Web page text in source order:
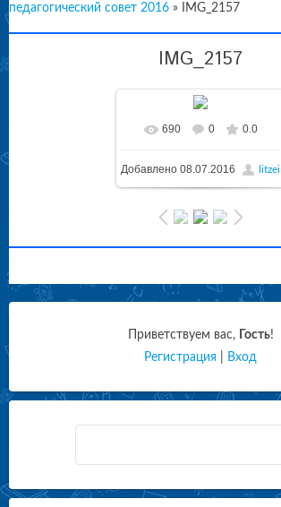
педагогический совет 2016 » IMG_2157
IMG_2157
690 0 0.0
Добавлено 08.07.2016 litzei
Приветствуем вас, Гость!
Регистрация
Вход